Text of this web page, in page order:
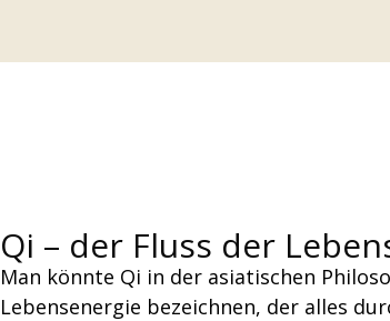
Man könnte Qi in der asiatischen
Lebensenergie bezeichnen, der alles
Qi – der Fluss der